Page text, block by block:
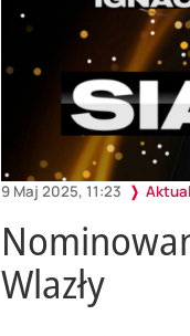
9 Maj 2025, 11:23
Wlazły